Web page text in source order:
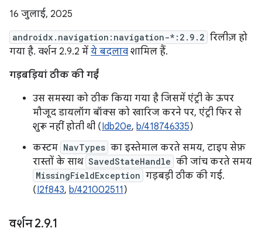
16 जुलाई, 2025
androidx.navigation:navigation-*:2.9.2 रिलीज़ हो
गया है. वर्शन 2.9.2 में ये बदलाव शामिल हैं.
गड़बड़ियां ठीक की गईं
उस समस्या को ठीक किया गया है जिसमें एंट्री के ऊपर
मौजूद डायलॉग बॉक्स को खारिज करने पर, एंट्री फिर से
शुरू नहीं होती थी (Idb20e, b/418746335)
कस्टम NavTypes का इस्तेमाल करते समय, टाइप सेफ़
रास्तों के साथ SavedStateHandle की जांच करते समय
MissingFieldException गड़बड़ी ठीक की गई.
(I2f843, b/421002511 )
वर्शन 2.9.1